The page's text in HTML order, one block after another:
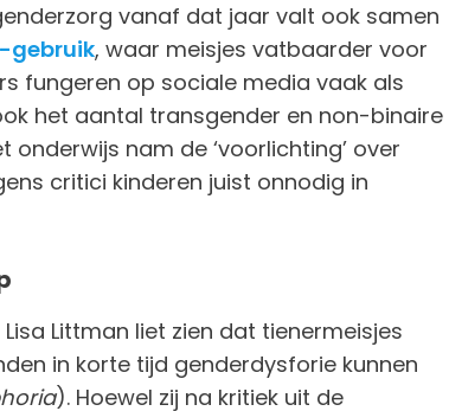
vanaf dat jaar valt ook samen
gebruik, waar meisjes vatbaarder voor
fungeren op sociale media vaak als
het aantal transgender en non-binaire
onderwijs nam de ‘voorlichting’ over
critici kinderen juist onnodig in
Littman liet zien dat tienermeisjes
in korte tijd genderdysforie kunnen
). Hoewel zij na kritiek uit de